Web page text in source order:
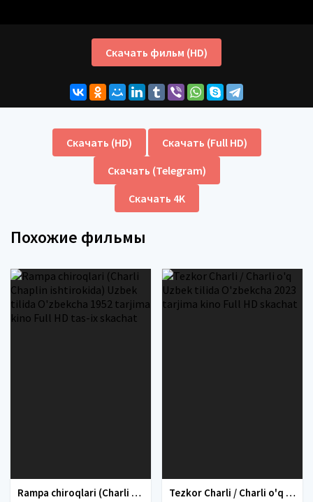
Скачать фильм (HD)
Скачать (HD)
Скачать (Full HD)
Скачать (Telegram)
Скачать 4K
Похожие фильмы
Rampa chiroqlari (Charli Chaplin ishtirokida) Uzbek tilida O'zbekcha 1952 tarjima kino Full HD tas-ix skachat Tezkor Charli / Charli o'q Uzbek tilida O'zbekcha 2023 tarjima kino Full HD skachat